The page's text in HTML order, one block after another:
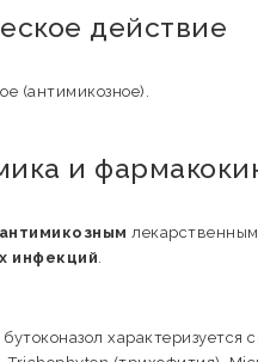
действие
(антимикозное).
и
антимикозным
инфекций.
бутоконазол